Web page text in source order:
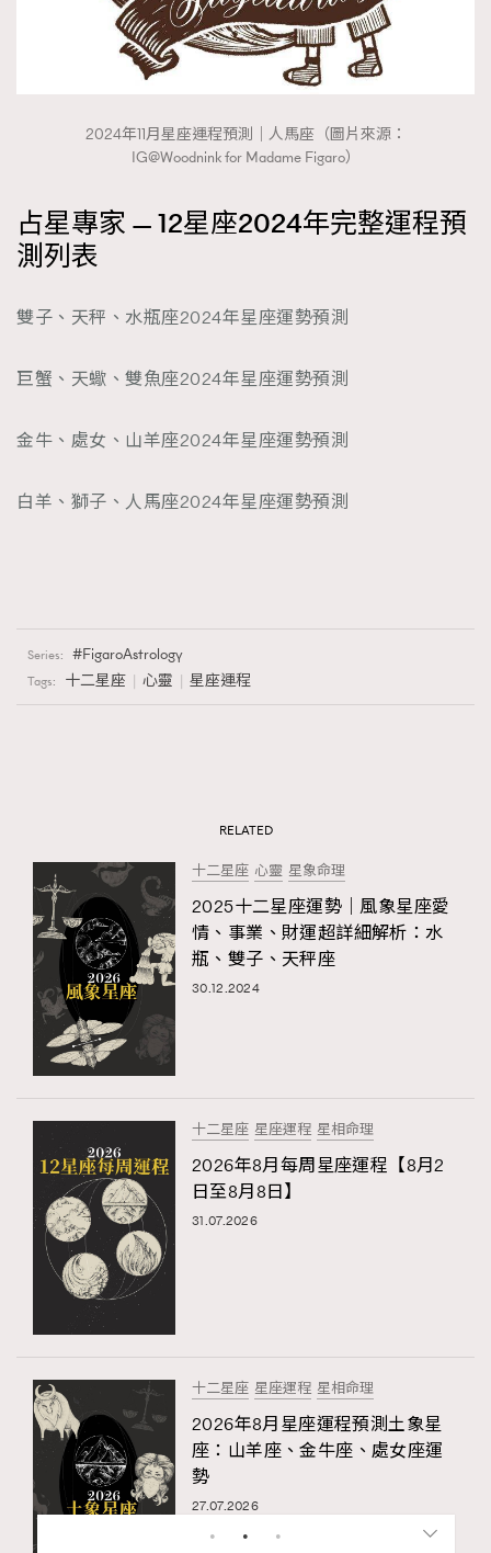
2024年11月星座運程預測｜人馬座（圖片來源：
IG@Woodnink for Madame Figaro）
占星專家 — 12星座2024年完整運程預
測列表
雙子、天秤、水瓶座2024年星座運勢預測
巨蟹、天蠍、雙魚座2024年星座運勢預測
金牛、處女、山羊座2024年星座運勢預測
白羊、獅子、人馬座2024年星座運勢預測
Series: FigaroAstrology
Tags: 十二星座 心靈 星座運程
RELATED
十二星座 心靈 星象命理
2025十二星座運勢｜風象星座愛
情、事業、財運超詳細解析：水
瓶、雙子、天秤座
30.12.2024
十二星座 星座運程 星相命理
2026年8月每周星座運程【8月2
日至8月8日】
31.07.2026
十二星座 星座運程 星相命理
2026年8月星座運程預測土象星
座：山羊座、金牛座、處女座運
勢
27.07.2026